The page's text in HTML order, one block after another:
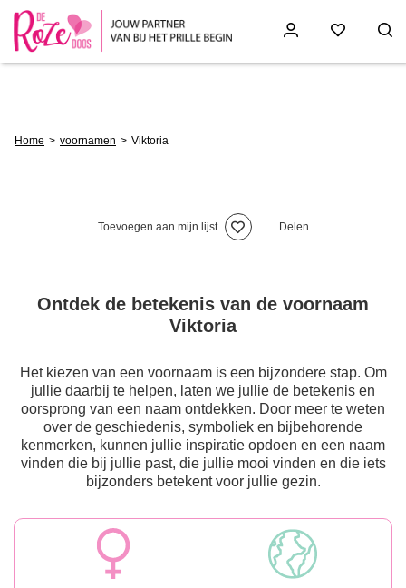
Home voornamen Viktoria
Toevoegen aan mijn lijst Delen
Ontdek de betekenis van de voornaam
Viktoria
Het kiezen van een voornaam is een bijzondere stap. Om
jullie daarbij te helpen, laten we jullie de betekenis en
oorsprong van een naam ontdekken. Door meer te weten
over de geschiedenis, symboliek en bijbehorende
kenmerken, kunnen jullie inspiratie opdoen en een naam
vinden die bij jullie past, die jullie mooi vinden en die iets
bijzonders betekent voor jullie gezin.